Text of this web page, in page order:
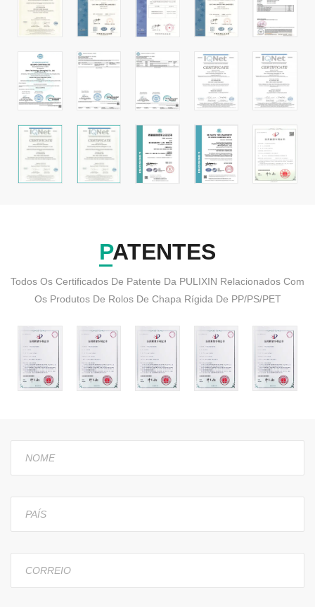
PATENTES
Todos Os Certificados De Patente Da PULIXIN Relacionados Com
Os Produtos De Rolos De Chapa Rígida De PP/PS/PET